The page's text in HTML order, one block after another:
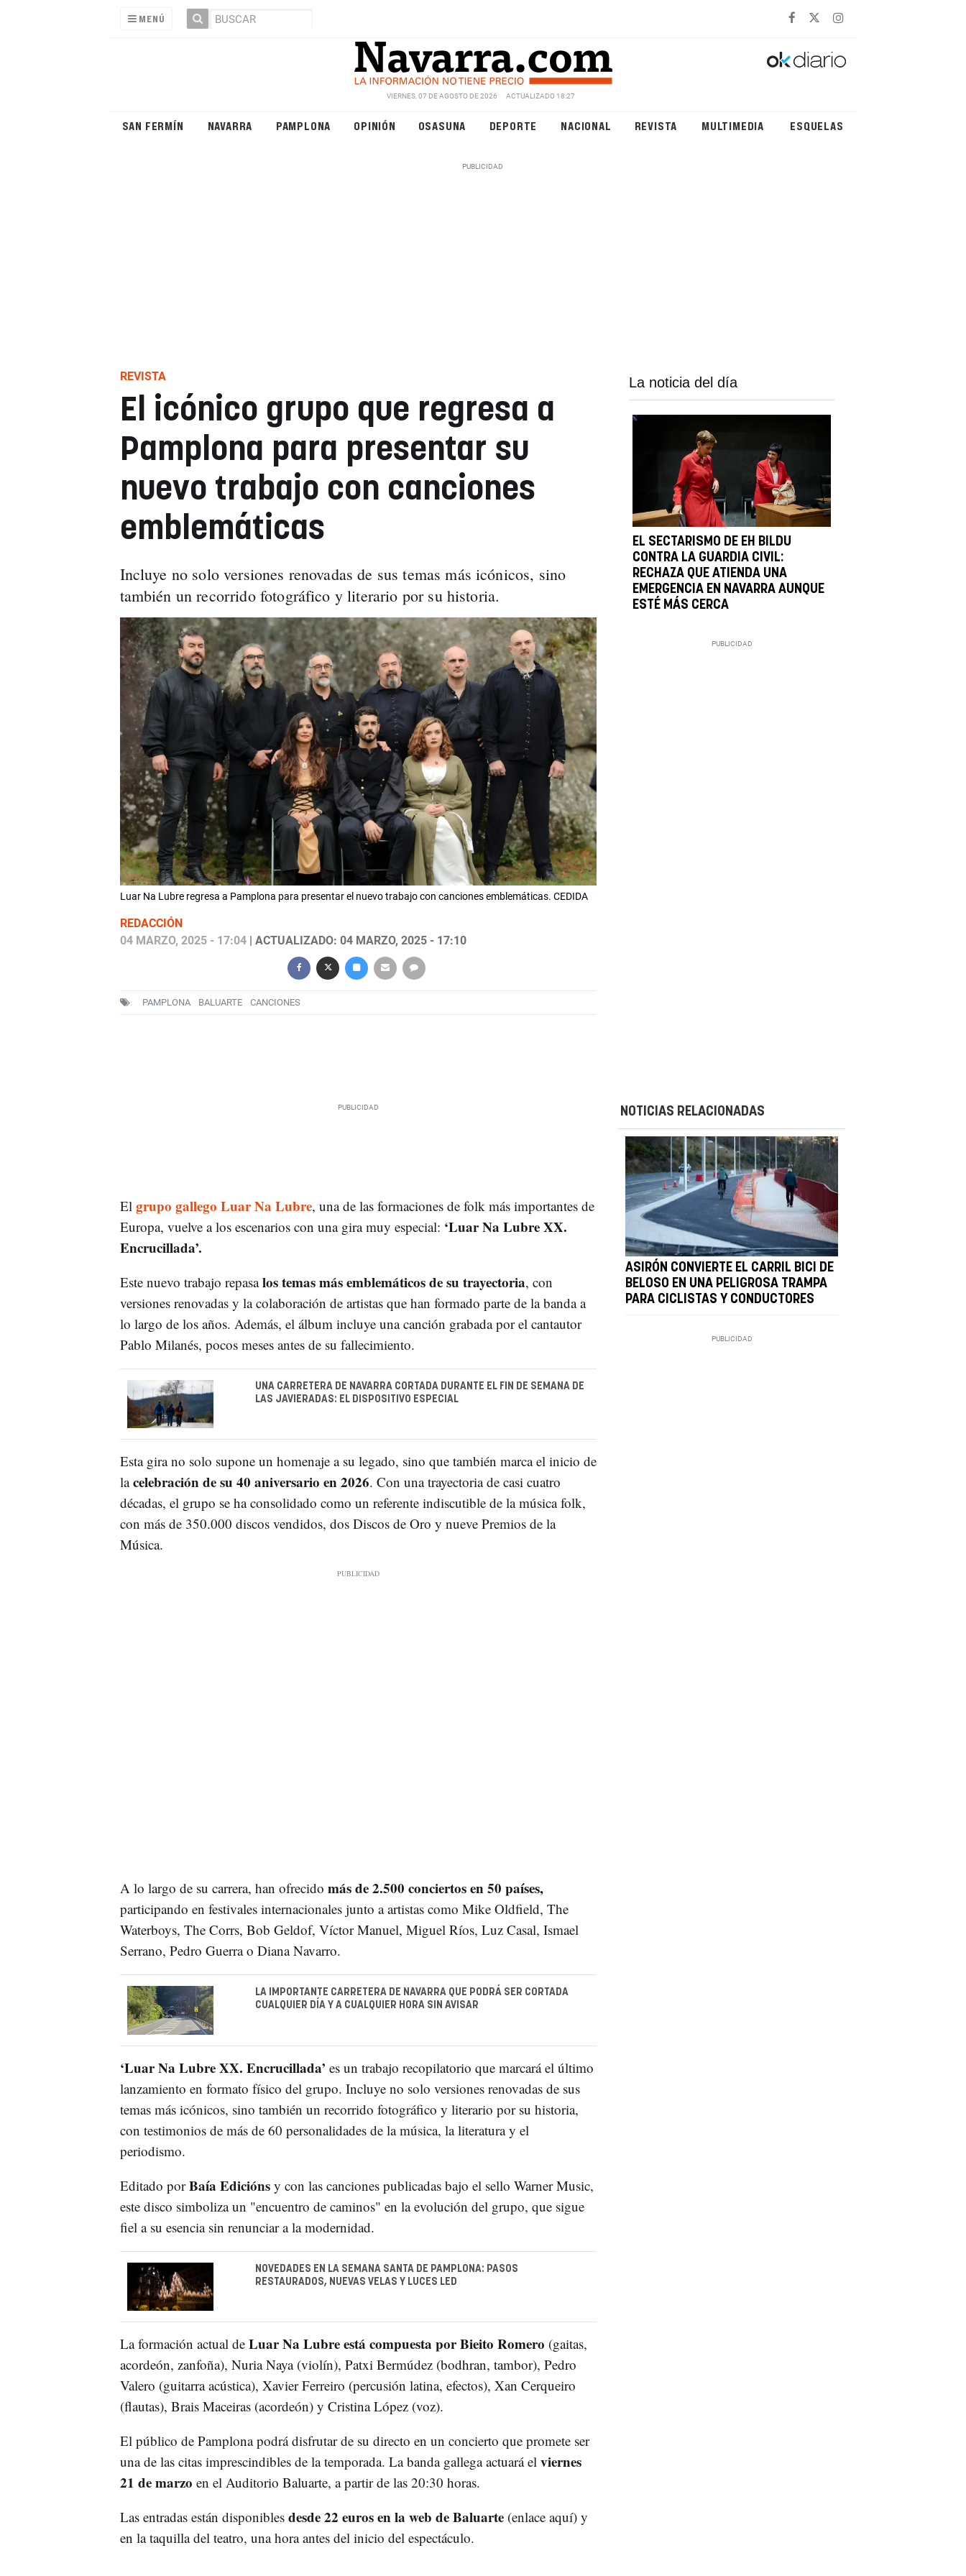
MENÚ
VIERNES, 07 DE AGOSTO DE 2026 ACTUALIZADO 18:27
SAN FERMÍN NAVARRA PAMPLONA OPINIÓN OSASUNA DEPORTE NACIONAL REVISTA MULTIMEDIA ESQUELAS
REVISTA
El icónico grupo que regresa a
Pamplona para presentar su
nuevo trabajo con canciones
emblemáticas
Incluye no solo versiones renovadas de sus temas más icónicos, sino
también un recorrido fotográfico y literario por su historia.
Luar Na Lubre regresa a Pamplona para presentar el nuevo trabajo con canciones emblemáticas. CEDIDA
REDACCIÓN
04 MARZO, 2025 - 17:04| ACTUALIZADO: 04 MARZO, 2025 - 17:10
PAMPLONA BALUARTE CANCIONES
La noticia del día
EL SECTARISMO DE EH BILDU
CONTRA LA GUARDIA CIVIL:
RECHAZA QUE ATIENDA UNA
EMERGENCIA EN NAVARRA AUNQUE
ESTÉ MÁS CERCA
El grupo gallego Luar Na Lubre, una de las formaciones de folk más importantes de
Europa, vuelve a los escenarios con una gira muy especial: ‘Luar Na Lubre XX.
Encrucillada’.
Este nuevo trabajo repasalos temas más emblemáticos de su trayectoria, con
versiones renovadas y la colaboración de artistas que han formado parte de la banda a
lo largo de los años. Además, el álbum incluye una canción grabada por el cantautor
Pablo Milanés, pocos meses antes de su fallecimiento.
UNA CARRETERA DE NAVARRA CORTADA DURANTE EL FIN DE SEMANA DE
LAS JAVIERADAS: EL DISPOSITIVO ESPECIAL
Esta gira no solo supone un homenaje a su legado, sino que también marca el inicio de
lacelebración de su 40 aniversario en 2026. Con una trayectoria de casi cuatro
décadas, el grupo se ha consolidado como un referente indiscutible de la música folk,
con más de 350.000 discos vendidos, dos Discos de Oro y nueve Premios de la
Música.
A lo largo de su carrera, han ofrecido más de 2.500 conciertos en 50 países,
participando en festivales internacionales junto a artistas como Mike Oldfield, The
Waterboys, The Corrs, Bob Geldof, Víctor Manuel, Miguel Ríos, Luz Casal, Ismael
Serrano, Pedro Guerra o Diana Navarro.
LA IMPORTANTE CARRETERA DE NAVARRA QUE PODRÁ SER CORTADA
CUALQUIER DÍA Y A CUALQUIER HORA SIN AVISAR
‘Luar Na Lubre XX. Encrucillada’ es un trabajo recopilatorio que marcará el último
lanzamiento en formato físico del grupo. Incluye no solo versiones renovadas de sus
temas más icónicos, sino también un recorrido fotográfico y literario por su historia,
con testimonios de más de 60 personalidades de la música, la literatura y el
periodismo.
Editado porBaía Edicións y con las canciones publicadas bajo el sello Warner Music,
este disco simboliza un "encuentro de caminos" en la evolución del grupo, que sigue
fiel a su esencia sin renunciar a la modernidad.
NOVEDADES EN LA SEMANA SANTA DE PAMPLONA: PASOS
RESTAURADOS, NUEVAS VELAS Y LUCES LED
La formación actual deLuar Na Lubre está compuesta por Bieito Romero (gaitas,
acordeón, zanfoña), Nuria Naya (violín), Patxi Bermúdez (bodhran, tambor), Pedro
Valero (guitarra acústica), Xavier Ferreiro (percusión latina, efectos), Xan Cerqueiro
(flautas), Brais Maceiras (acordeón) y Cristina López (voz).
El público de Pamplona podrá disfrutar de su directo en un concierto que promete ser
una de las citas imprescindibles de la temporada. La banda gallega actuará el viernes
21 de marzo en el Auditorio Baluarte, a partir de las 20:30 horas.
Las entradas están disponibles desde 22 euros en la web de Baluarte(enlace aquí) y
en la taquilla del teatro, una hora antes del inicio del espectáculo.
NOTICIAS RELACIONADAS
ASIRÓN CONVIERTE EL CARRIL BICI DE
BELOSO EN UNA PELIGROSA TRAMPA
PARA CICLISTAS Y CONDUCTORES